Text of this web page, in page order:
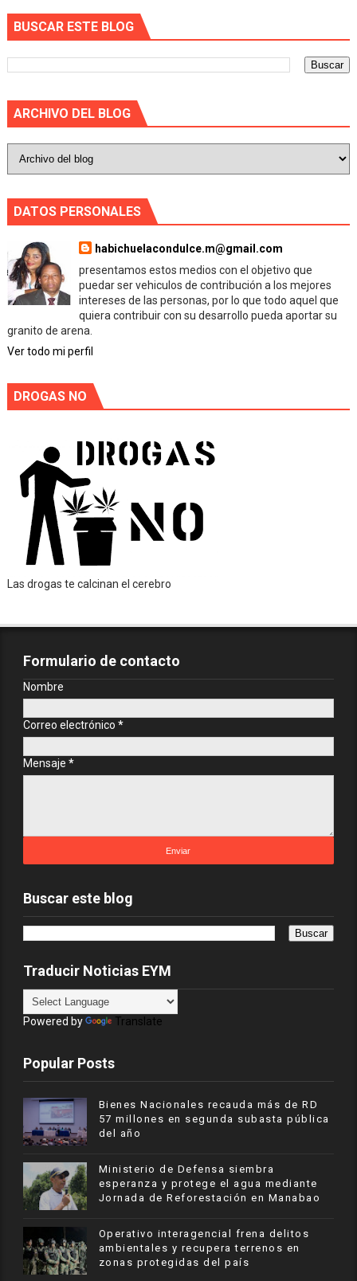
BUSCAR ESTE BLOG
ARCHIVO DEL BLOG
DATOS PERSONALES
habichuelacondulce.m@gmail.com
presentamos estos medios con el objetivo que
puedar ser vehiculos de contribución a los mejores
intereses de las personas, por lo que todo aquel que
quiera contribuir con su desarrollo pueda aportar su
granito de arena.
Ver todo mi perfil
DROGAS NO
Las drogas te calcinan el cerebro
Formulario de contacto
Nombre
Correo electrónico *
Mensaje *
Buscar este blog
Traducir Noticias EYM
Powered by Translate
Popular Posts
Bienes Nacionales recauda más de RD
57 millones en segunda subasta pública
del año
Ministerio de Defensa siembra
esperanza y protege el agua mediante
Jornada de Reforestación en Manabao
Operativo interagencial frena delitos
ambientales y recupera terrenos en
zonas protegidas del país